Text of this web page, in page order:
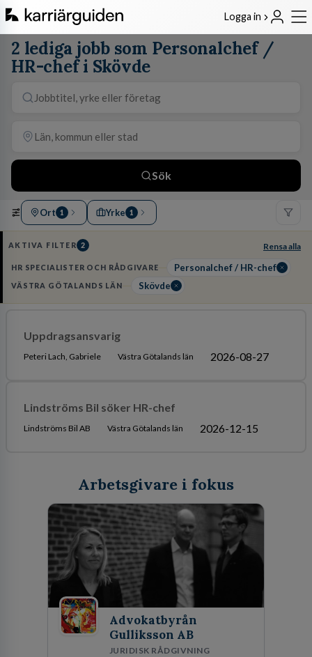
Logga in
2 lediga jobb som Personalchef /
HR-chef i Skövde
Sök
Ort 1 Yrke 1
AKTIVA FILTER 2 Rensa alla
HR SPECIALISTER OCH RÅDGIVARE Personalchef / HR-chef
VÄSTRA GÖTALANDS LÄN Skövde
Uppdragsansvarig
Peteri Lach, Gabriele Västra Götalands län 2026-08-27
Lindströms Bil söker HR-chef
Lindströms Bil AB Västra Götalands län 2026-12-15
Arbetsgivare i fokus
Advokatbyrån
Gulliksson AB
JURIDISK RÅDGIVNING